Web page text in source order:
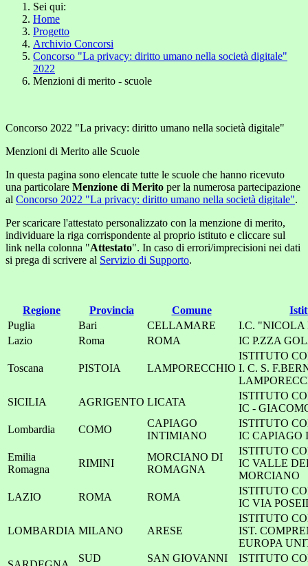
Sei qui:
Home
Progetto
Archivio Concorsi
Concorso "La privacy: diritto umano nella società digitale"
2022
Menzioni di merito - scuole
Concorso 2022 "La privacy: diritto umano nella società digitale"
Menzioni di Merito alle Scuole
In questa pagina sono elencate tutte le scuole che hanno ricevuto
una particolare Menzione di Merito per la numerosa partecipazione
al Concorso 2022 "La privacy: diritto umano nella società digitale".
Per scaricare l'attestato personalizzato con la menzione di merito,
individuare la riga corrispondente al proprio istituto e cliccare sul
link nella colonna "Attestato". In caso di errori/imprecisioni nei dati
si prega di scrivere al Servizio di Supporto.
Regione Provincia Comune
Puglia
Bari CELLAMARE
I.C. "NICOLA
Lazio
Roma ROMA IC P.ZZA
Toscana PISTOIA LAMPORECCHIO
ISTITUTO
I. C. S.
SICILIA
AGRIGENTO LICATA
ISTITUTO
IC -
Lombardia
COMO
CAPIAGO
INTIMIANO
ISTITUTO
IC CAPIAGO
Emilia
Romagna
RIMINI
MORCIANO DI
ROMAGNA
ISTITUTO
IC VALLE
MORCIANO
LAZIO
ROMA ROMA
ISTITUTO
IC VIA
LOMBARDIA MILANO ARESE
ISTITUTO
IST.
EUROPA
SUD
SAN GIOVANNI
ISTITUTO